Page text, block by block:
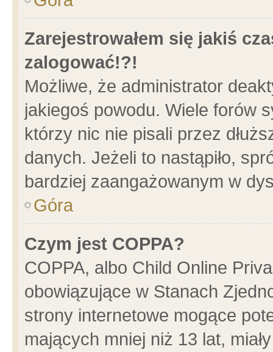
Zarejestrowałem się jakiś
zalogować!?!
Możliwe, że administrator
jakiegoś powodu. Wiele forów
którzy nic nie pisali przez
danych. Jeżeli to nastąpiło,
bardziej zaangażowanym w
Góra
Czym jest COPPA?
COPPA, albo Child Online
obowiązujące w Stanach
strony internetowe mogące
mających mniej niż 13 lat,